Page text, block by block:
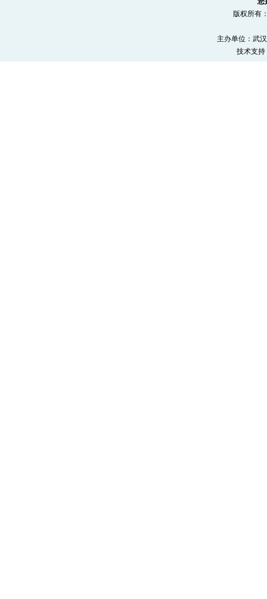
版权所有
主办单位：武
技术支持